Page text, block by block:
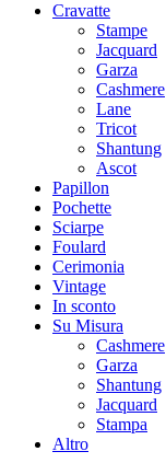
Cravatte
Stampe
Jacquard
Garza
Cashmere
Lane
Tricot
Shantung
Ascot
Papillon
Pochette
Sciarpe
Foulard
Cerimonia
Vintage
In sconto
Su Misura
Cashmere
Garza
Shantung
Jacquard
Stampa
Altro